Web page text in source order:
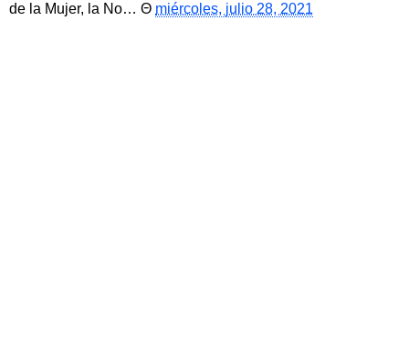
de la Mujer, la No…
miércoles, julio 28, 2021